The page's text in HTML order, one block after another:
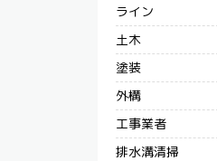
ライン
土木
塗装
外構
工事業者
排水溝清掃